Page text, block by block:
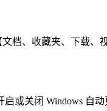
文档、收藏夹、下载、
启或关闭 Windows 自